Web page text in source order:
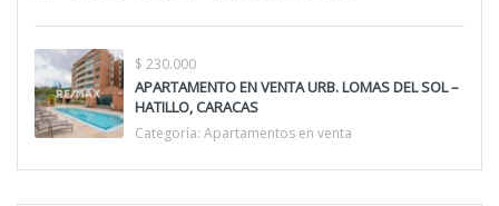
$ 230.000
APARTAMENTO EN VENTA URB. LOMAS DEL SOL –
HATILLO, CARACAS
Categoría: Apartamentos en venta